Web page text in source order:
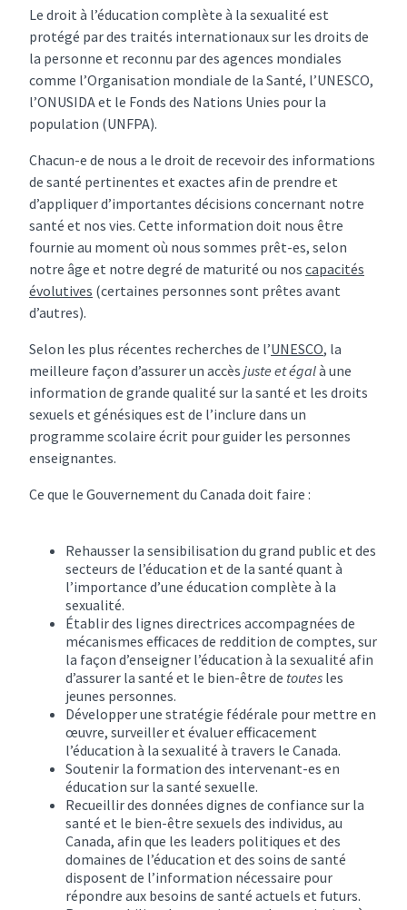
Le droit à l’éducation complète à la sexualité est
protégé par des traités internationaux sur les droits de
la personne et reconnu par des agences mondiales
comme l’Organisation mondiale de la Santé, l’UNESCO,
l’ONUSIDA et le Fonds des Nations Unies pour la
population (UNFPA).
Chacun-e de nous a le droit de recevoir des informations
de santé pertinentes et exactes afin de prendre et
d’appliquer d’importantes décisions concernant notre
santé et nos vies. Cette information doit nous être
fournie au moment où nous sommes prêt-es, selon
notre âge et notre degré de maturité ou nos capacités
évolutives (certaines personnes sont prêtes avant
d’autres).
Selon les plus récentes recherches de l’UNESCO, la
meilleure façon d’assurer un accès juste et égalà une
information de grande qualité sur la santé et les droits
sexuels et génésiques est de l’inclure dans un
programme scolaire écrit pour guider les personnes
enseignantes.
Ce que le Gouvernement du Canada doit faire :
Rehausser la sensibilisation du grand public et des
secteurs de l’éducation et de la santé quant à
l’importance d’une éducation complète à la
sexualité.
Établir des lignes directrices accompagnées de
mécanismes efficaces de reddition de comptes, sur
la façon d’enseigner l’éducation à la sexualité afin
d’assurer la santé et le bien-être de toutes les
jeunes personnes.
Développer une stratégie fédérale pour mettre en
œuvre, surveiller et évaluer efficacement
l’éducation à la sexualité à travers le Canada.
Soutenir la formation des intervenant-es en
éducation sur la santé sexuelle.
Recueillir des données dignes de confiance sur la
santé et le bien-être sexuels des individus, au
Canada, afin que les leaders politiques et des
domaines de l’éducation et des soins de santé
disposent de l’information nécessaire pour
répondre aux besoins de santé actuels et futurs.